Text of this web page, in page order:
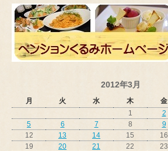
2012年3月
月 火 水 木 金
1 2
5
6 7 8 9
12
13 14 15 16
19
20 21 22 23